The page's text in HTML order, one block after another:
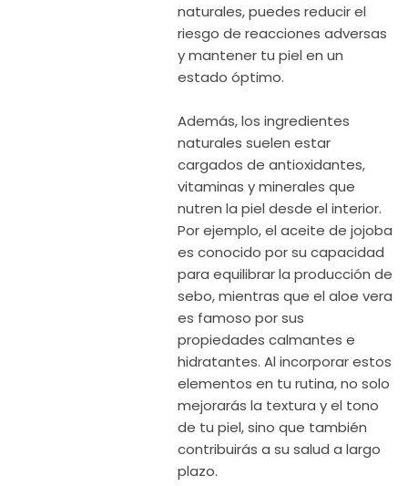
naturales, puedes reducir el
riesgo de reacciones adversas
y mantener tu piel en un
estado óptimo.
Además, los ingredientes
naturales suelen estar
cargados de antioxidantes,
vitaminas y minerales que
nutren la piel desde el interior.
Por ejemplo, el aceite de jojoba
es conocido por su capacidad
para equilibrar la producción de
sebo, mientras que el aloe vera
es famoso por sus
propiedades calmantes e
hidratantes. Al incorporar estos
elementos en tu rutina, no solo
mejorarás la textura y el tono
de tu piel, sino que también
contribuirás a su salud a largo
plazo.